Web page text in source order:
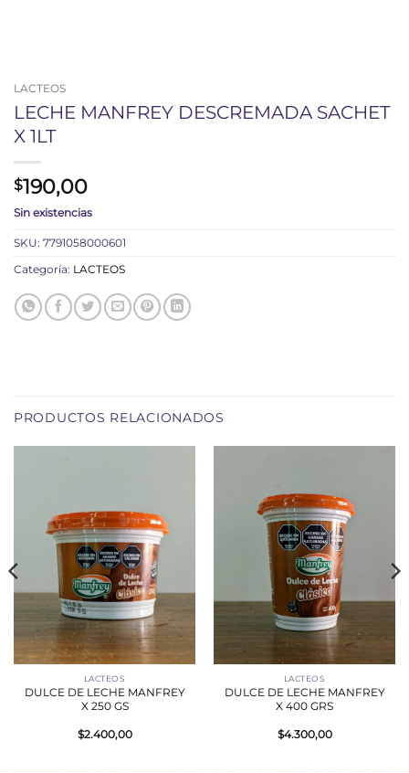
LACTEOS
LECHE MANFREY DESCREMADA SACHET
X 1LT
$190,00
Sin existencias
SKU: 7791058000601
Categoría: LACTEOS
PRODUCTOS RELACIONADOS
LACTEOS
DULCE DE LECHE MANFREY
X 250 GS
$2.400,00
LACTEOS
DULCE DE LECHE MANFREY
X 400 GRS
$4.300,00